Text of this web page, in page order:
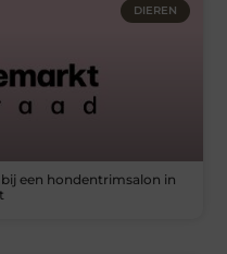
DIEREN
een hondentrimsalon in